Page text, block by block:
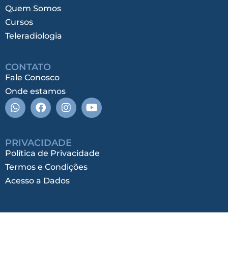
Quem Somos
Cursos
Teleradiologia
CONTATO
Fale Conosco
Onde estamos
PRIVACIDADE
Política de Privacidade
Termos e Condições
Acesso a Dados